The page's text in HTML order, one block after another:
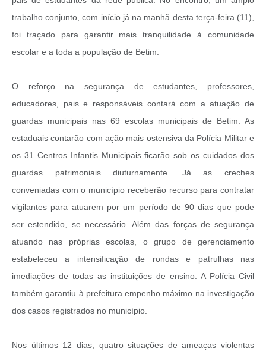
trabalho conjunto, com início já na manhã desta terça-feira (11),
foi traçado para garantir mais tranquilidade à comunidade
escolar e a toda a população de Betim.
O reforço na segurança de estudantes, professores,
educadores, pais e responsáveis contará com a atuação de
guardas municipais nas 69 escolas municipais de Betim. As
estaduais contarão com ação mais ostensiva da Polícia Militar e
os 31 Centros Infantis Municipais ficarão sob os cuidados dos
guardas patrimoniais diuturnamente. Já as creches
conveniadas com o município receberão recurso para contratar
vigilantes para atuarem por um período de 90 dias que pode
ser estendido, se necessário. Além das forças de segurança
atuando nas próprias escolas, o grupo de gerenciamento
estabeleceu a intensificação de rondas e patrulhas nas
imediações de todas as instituições de ensino. A Polícia Civil
também garantiu à prefeitura empenho máximo na investigação
dos casos registrados no município.
Nos últimos 12 dias, quatro situações de ameaças violentas